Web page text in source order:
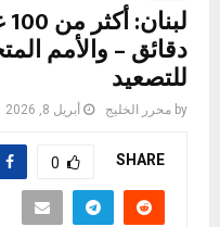
دقائق – والأمم
للتصعيد
by محرر الخليج أبريل 8, 2026
SHARE
0